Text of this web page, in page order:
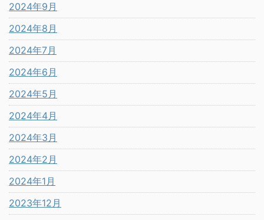
2024年9月
2024年8月
2024年7月
2024年6月
2024年5月
2024年4月
2024年3月
2024年2月
2024年1月
2023年12月